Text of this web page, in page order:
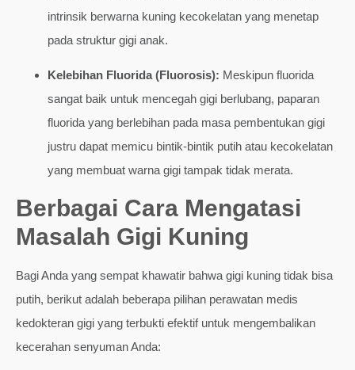
intrinsik berwarna kuning kecokelatan yang menetap
pada struktur gigi anak.
Kelebihan Fluorida (Fluorosis): Meskipun fluorida
sangat baik untuk mencegah gigi berlubang, paparan
fluorida yang berlebihan pada masa pembentukan gigi
justru dapat memicu bintik-bintik putih atau kecokelatan
yang membuat warna gigi tampak tidak merata.
Berbagai Cara Mengatasi
Masalah Gigi Kuning
Bagi Anda yang sempat khawatir bahwa gigi kuning tidak bisa
putih, berikut adalah beberapa pilihan perawatan medis
kedokteran gigi yang terbukti efektif untuk mengembalikan
kecerahan senyuman Anda: